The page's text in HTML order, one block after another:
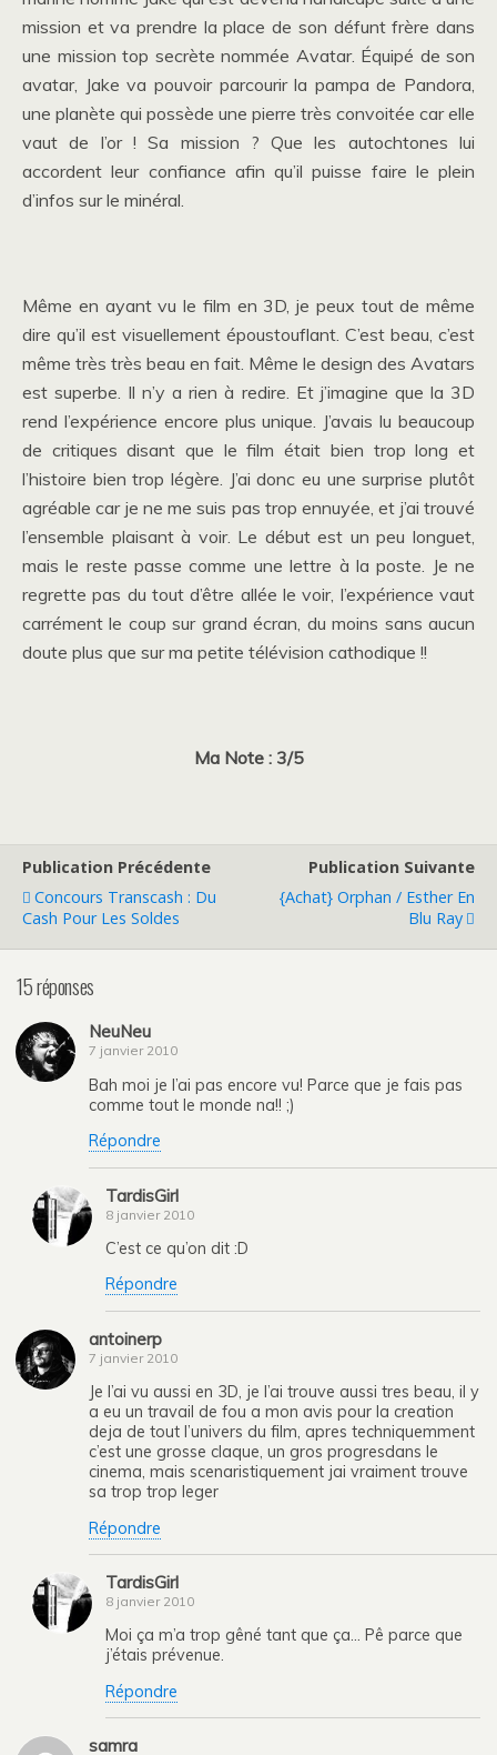
mission et va prendre la place de son défunt frère dans
une mission top secrète nommée Avatar. Équipé de son
avatar, Jake va pouvoir parcourir la pampa de Pandora,
une planète qui possède une pierre très convoitée car elle
vaut de l’or ! Sa mission ? Que les autochtones lui
accordent leur confiance afin qu’il puisse faire le plein
d’infos sur le minéral.
Même en ayant vu le film en 3D, je peux tout de même
dire qu’il est visuellement époustouflant. C’est beau, c’est
même très très beau en fait. Même le design des Avatars
est superbe. Il n’y a rien à redire. Et j’imagine que la 3D
rend l’expérience encore plus unique. J’avais lu beaucoup
de critiques disant que le film était bien trop long et
l’histoire bien trop légère. J’ai donc eu une surprise plutôt
agréable car je ne me suis pas trop ennuyée, et j’ai trouvé
l’ensemble plaisant à voir. Le début est un peu longuet,
mais le reste passe comme une lettre à la poste. Je ne
regrette pas du tout d’être allée le voir, l’expérience vaut
carrément le coup sur grand écran, du moins sans aucun
doute plus que sur ma petite télévision cathodique !!
Ma Note : 3/5
Publication Précédente
Concours Transcash : Du
Cash Pour Les Soldes
Publication Suivante
{Achat} Orphan / Esther En
Blu Ray
15 réponses
NeuNeu
7 janvier 2010
Bah moi je l’ai pas encore vu! Parce que je fais pas
comme tout le monde na!! ;)
Répondre
TardisGirl
8 janvier 2010
C’est ce qu’on dit :D
Répondre
antoinerp
7 janvier 2010
Je l’ai vu aussi en 3D, je l’ai trouve aussi tres beau, il y
a eu un travail de fou a mon avis pour la creation
deja de tout l’univers du film, apres techniquemment
c’est une grosse claque, un gros progresdans le
cinema, mais scenaristiquement jai vraiment trouve
sa trop trop leger
Répondre
TardisGirl
8 janvier 2010
Moi ça m’a trop gêné tant que ça… Pê parce que
j’étais prévenue.
Répondre
samra